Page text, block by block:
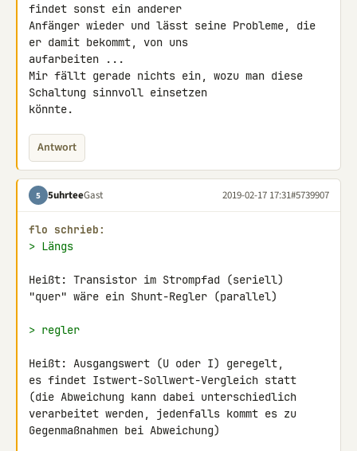
findet sonst ein anderer
Anfänger wieder und lässt seine Probleme, die
er damit bekommt, von uns
aufarbeiten ...
Mir fällt gerade nichts ein, wozu man diese
Schaltung sinnvoll einsetzen
könnte.
Antwort
5 5uhrteeGast 2019-02-17 17:31#5739907
flo schrieb:
> Längs
Heißt: Transistor im Strompfad (seriell)
"quer" wäre ein Shunt-Regler (parallel)
> regler
Heißt: Ausgangswert (U oder I) geregelt,
es findet Istwert-Sollwert-Vergleich statt
(die Abweichung kann dabei unterschiedlich
verarbeitet werden, jedenfalls kommt es zu
Gegenmaßnahmen bei Abweichung)